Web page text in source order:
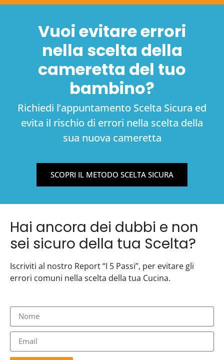
Vuoi evitare errori
nella scelta della
cameretta del tuo
bambino?
Richiedi l’appuntamento Scelta Sicura ed
evita il rischio di errori nella scelta della
sua nuova cameretta
SCOPRI IL METODO SCELTA SICURA
Hai ancora dei dubbi e non
sei sicuro della tua Scelta?
Iscriviti al nostro Report “I 5 Passi”, per evitare gli
errori comuni nella scelta della tua Cucina.